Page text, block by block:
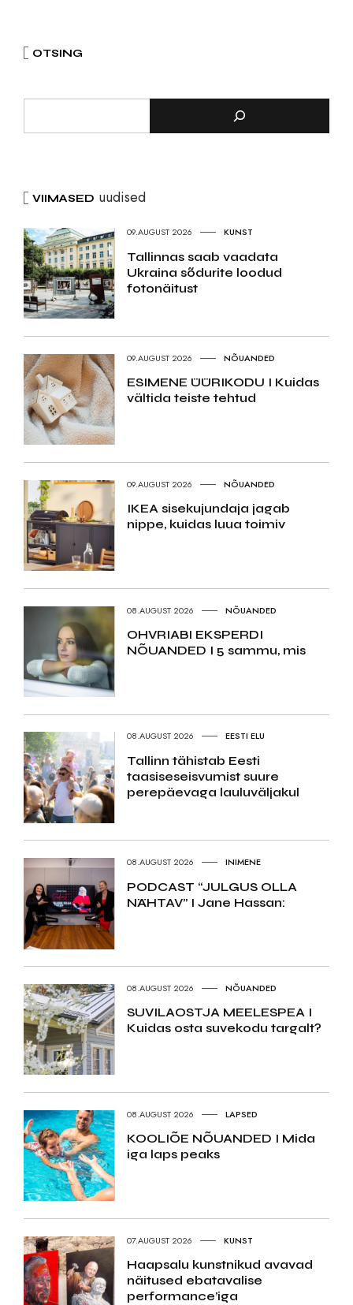
OTSING
VIIMASED uudised
09.AUGUST 2026 KUNST
Tallinnas saab vaadata
Ukraina sõdurite loodud
fotonäitust
09.AUGUST 2026 NÕUANDED
ESIMENE ÜÜRIKODU I Kuidas
vältida teiste tehtud
09.AUGUST 2026 NÕUANDED
IKEA sisekujundaja jagab
nippe, kuidas luua toimiv
08.AUGUST 2026 NÕUANDED
OHVRIABI EKSPERDI
NÕUANDED I 5 sammu, mis
08.AUGUST 2026 EESTI ELU
Tallinn tähistab Eesti
taasiseseisvumist suure
perepäevaga lauluväljakul
08.AUGUST 2026 INIMENE
PODCAST “JULGUS OLLA
NÄHTAV” I Jane Hassan:
08.AUGUST 2026 NÕUANDED
SUVILAOSTJA MEELESPEA I
Kuidas osta suvekodu targalt?
08.AUGUST 2026 LAPSED
KOOLIÕE NÕUANDED I Mida
iga laps peaks
07.AUGUST 2026 KUNST
Haapsalu kunstnikud avavad
näitused ebatavalise
performance’iga